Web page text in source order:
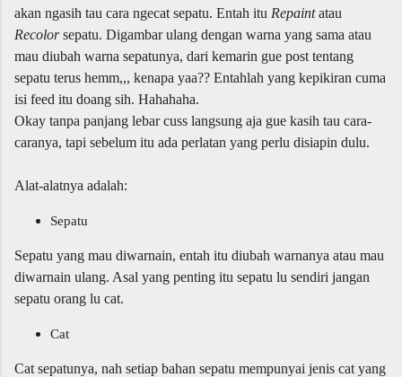
akan ngasih tau cara ngecat sepatu. Entah itu Repaintatau
Recolorsepatu. Digambar ulang dengan warna yang sama atau
mau diubah warna sepatunya, dari kemarin gue post tentang
sepatu terus hemm,,, kenapa yaa?? Entahlah yang kepikiran cuma
isi feed itu doang sih. Hahahaha.
Okay tanpa panjang lebar cuss langsung aja gue kasih tau cara-
caranya, tapi sebelum itu ada perlatan yang perlu disiapin dulu.
Alat-alatnya adalah:
Sepatu
Sepatu yang mau diwarnain, entah itu diubah warnanya atau mau
diwarnain ulang. Asal yang penting itu sepatu lu sendiri jangan
sepatu orang lu cat.
Cat
Cat sepatunya, nah setiap bahan sepatu mempunyai jenis cat yang